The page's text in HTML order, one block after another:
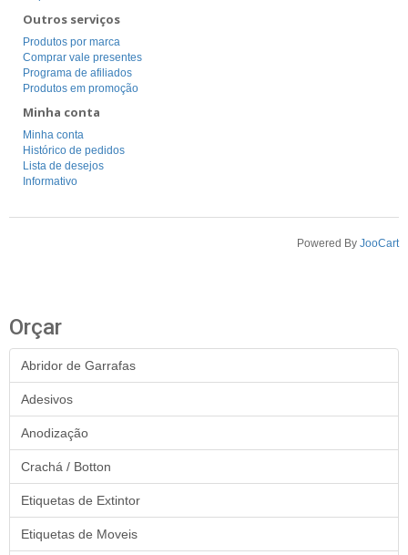
Outros serviços
Produtos por marca
Comprar vale presentes
Programa de afiliados
Produtos em promoção
Minha conta
Minha conta
Histórico de pedidos
Lista de desejos
Informativo
Powered By JooCart
Orçar
Abridor de Garrafas
Adesivos
Anodização
Crachá / Botton
Etiquetas de Extintor
Etiquetas de Moveis